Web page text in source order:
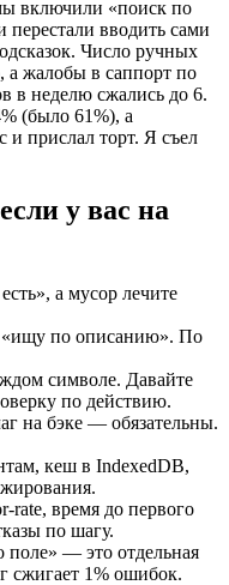
включили «поиск по
перестали вводить сами
Число ручных
а жалобы в саппорт по
в неделю сжались до 6.
(было 61%), а
и прислал торт. Я съел
у вас на
а мусор лечите
по описанию». По
символе. Давайте
по действию.
на бэке — обязательны.
кеш в IndexedDB,
время до первого
по шагу.
— это отдельная
сжигает 1% ошибок.